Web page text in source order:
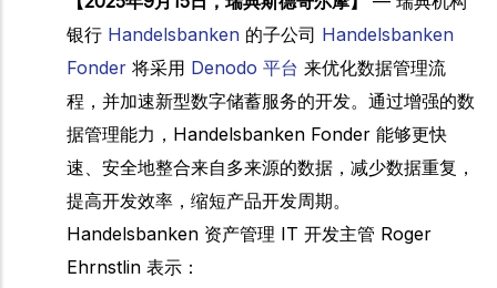
银行 Handelsbanken 的子公司 Handelsbanken
Fonder 将采用 Denodo 平台 来优化数据管理流
程，并加速新型数字储蓄服务的开发。通过增强的数
据管理能力，Handelsbanken Fonder 能够更快
速、安全地整合来自多来源的数据，减少数据重复，
提高开发效率，缩短产品开发周期。
Handelsbanken 资产管理 IT 开发主管 Roger
Ehrnstlin 表示：